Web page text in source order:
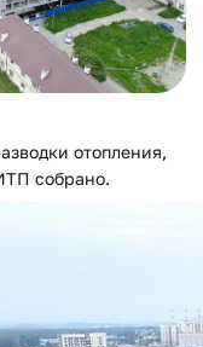
отопления,
собрано.